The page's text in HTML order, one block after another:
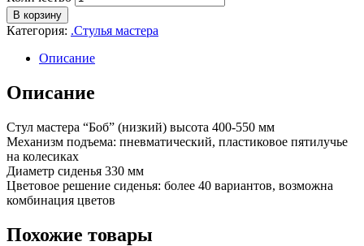
В корзину
Категория: .Стулья мастера
Описание
Описание
Стул мастера “Боб” (низкий) высота 400-550 мм
Механизм подъема: пневматический, пластиковое пятилучье
на колесиках
Диаметр сиденья 330 мм
Цветовое решение сиденья: более 40 вариантов, возможна
комбинация цветов
Похожие товары